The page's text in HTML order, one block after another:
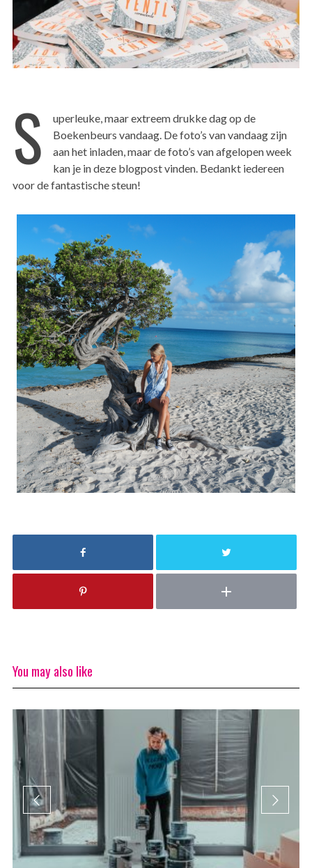
S
uperleuke, maar extreem drukke dag op de
Boekenbeurs vandaag. De foto’s van vandaag zijn
aan het inladen, maar de foto’s van afgelopen week
kan je in deze blogpost vinden. Bedankt iedereen
voor de fantastische steun!
You may also like